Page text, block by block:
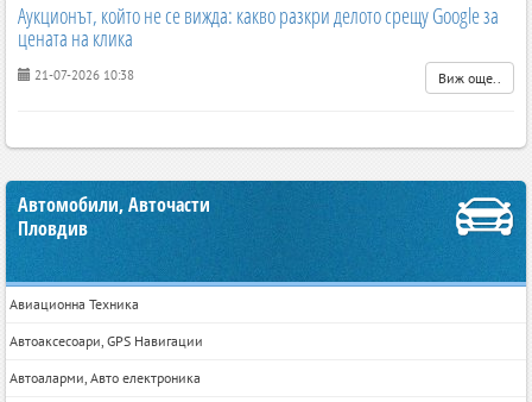
Аукционът, който не се вижда: какво разкри делото срещу Google за
цената на клика
21-07-2026 10:38 Виж още..
Автомобили, Авточасти
Пловдив
Авиационна Техника
Автоаксесоари, GPS Навигации
Автоаларми, Авто електроника